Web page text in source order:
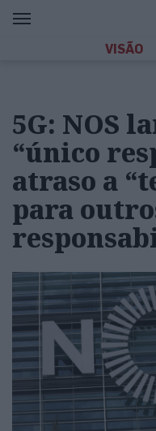
VISÃO
5G: NOS
“único
atraso a
para